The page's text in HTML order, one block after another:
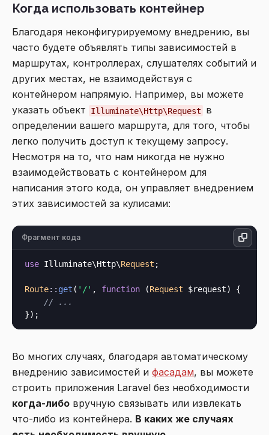
Когда использовать контейнер
Благодаря неконфигурируемому внедрению, вы
часто будете объявлять типы зависимостей в
маршрутах, контроллерах, слушателях событий и
других местах, не взаимодействуя с
контейнером напрямую. Например, вы можете
указать объект
Illuminate\Http\Request
в
определении вашего маршрута, для того, чтобы
легко получить доступ к текущему запросу.
Несмотря на то, что нам никогда не нужно
взаимодействовать с контейнером для
написания этого кода, он управляет внедрением
этих зависимостей за кулисами:
Фрагмент кода
use Illuminate\Http\Request ;
Route:: get ( '/' , function (Request $request) {
// ...
Во многих случаях, благодаря автоматическому
внедрению зависимостей и фасадам, вы можете
строить приложения Laravel без необходимости
когда-либо вручную связывать или извлекать
что-либо из контейнера. В каких же случаях